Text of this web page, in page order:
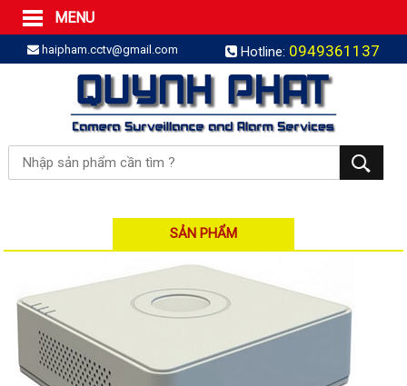
MENU
Trang Chủ
Sản phẩm
SẢN PHẨM TRỌN GÓI
LẮP BÁO TRỘM TRỌN GÓI
LẮP CAMERA TRỌN GÓI
Camera IP
Camera IP KBVISION
Camera IP HIKVISION
Camera IP Dahua
Camera IP Visionhitech
Đầu ghi IP | NVR
Đầu ghi IP HIKVISION
haipham.cctv@gmail.com Hotline: 0949361137
SẢN PHẨM